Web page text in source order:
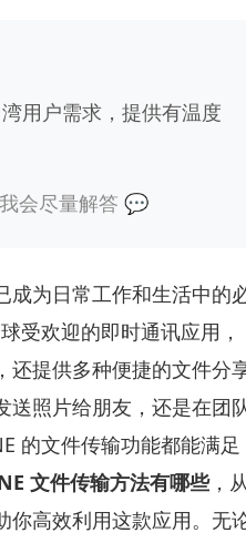
用户需求，提供有温度
会尽量解答 💬
成为日常工作和生活中的
受欢迎的即时通讯应用，
还提供多种便捷的文件分
送照片给朋友，还是在团
的文件传输功能都能满足
文件传输方法有哪些，
你高效利用这款应用。无